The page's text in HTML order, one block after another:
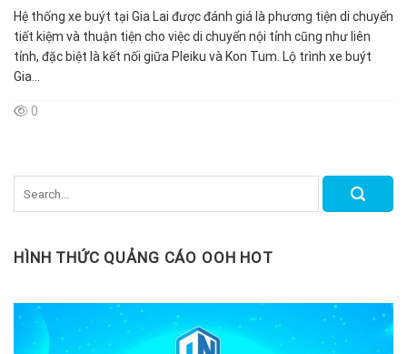
Hệ thống xe buýt tại Gia Lai được đánh giá là phương tiện di chuyển
tiết kiệm và thuận tiện cho việc di chuyển nội tỉnh cũng như liên
tỉnh, đặc biệt là kết nối giữa Pleiku và Kon Tum. Lộ trình xe buýt
Gia...
0
HÌNH THỨC QUẢNG CÁO OOH HOT